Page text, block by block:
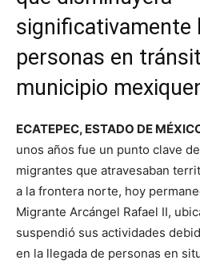
significativamente
personas en
municipio
ECATEPEC, ESTADO DE
unos años fue un punto clave
migrantes que atravesaban
a la frontera norte, hoy
Migrante Arcángel Rafael II,
suspendió sus actividades
en la llegada de personas en